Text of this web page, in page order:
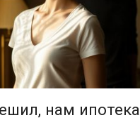
нам ипотека